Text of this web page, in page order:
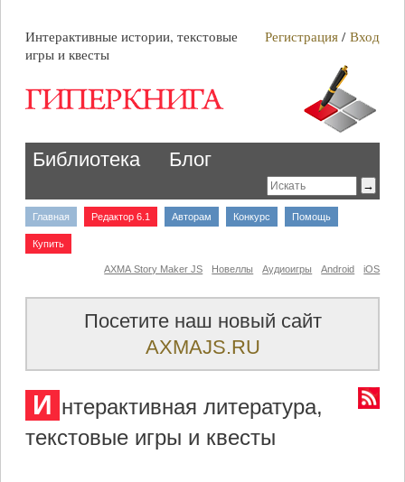
Интерактивные истории, текстовые
игры и квесты
Регистрация /Вход
Библиотека Блог
Главная Редактор 6.1 Авторам Конкурс Помощь
Купить
iOS
Android
Аудиоигры
Новеллы
AXMA Story Maker JS
Посетите наш новый сайт
AXMAJS.RU
И нтерактивная литература,
текстовые игры и квесты